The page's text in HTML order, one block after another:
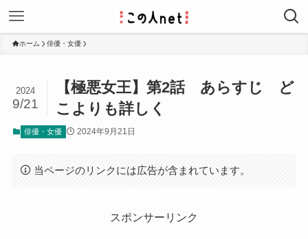
ホーム 俳優・女優
【極悪女王】第2話 あらすじ ど
こよりも詳しく
2024
9/21
俳優・女優 2024年9月21日
当ページのリンクには広告が含まれています。
スポンサーリンク